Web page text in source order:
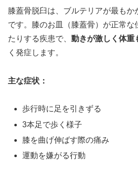
膝蓋骨脱臼は、ブルテリアが最もか
です。膝のお皿（膝蓋骨）が正常な
たりする疾患で、 動きが激しく体重
く発症します。
主な症状：
歩行時に足を引きずる
3本足で歩く様子
膝を曲げ伸ばす際の痛み
運動を嫌がる行動